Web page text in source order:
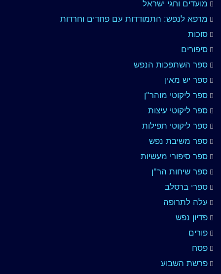
מועדים וחגי ישראל
מרפא לנפש: התמודדות עם פחדים וחרדות
סוכות
סיפורים
ספר השתפכות הנפש
ספר יש מאין
ספר ליקוטי מוהר"ן
ספר ליקוטי עיצות
ספר ליקוטי תפילות
ספר משיבת נפש
ספר סיפורי מעשיות
ספר שיחות הר"ן
ספרי ברסלב
עלה לתרופה
פדיון נפש
פורים
פסח
פרשת השבוע